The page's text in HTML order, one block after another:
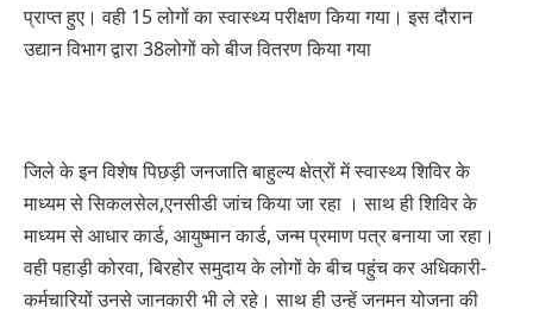
प्राप्त हुए। वही 15 लोगों का स्वास्थ्य परीक्षण किया गया। इस दौरान
उद्यान विभाग द्वारा 38लोगों को बीज वितरण किया गया
जिले के इन विशेष पिछड़ी जनजाति बाहुल्य क्षेत्रों में स्वास्थ्य शिविर के
माध्यम से सिकलसेल,एनसीडी जांच किया जा रहा । साथ ही शिविर के
माध्यम से आधार कार्ड, आयुष्मान कार्ड, जन्म प्रमाण पत्र बनाया जा रहा।
वही पहाड़ी कोरवा, बिरहोर समुदाय के लोगों के बीच पहुंच कर अधिकारी-
कर्मचारियों उनसे जानकारी भी ले रहे। साथ ही उन्हें जनमन योजना की